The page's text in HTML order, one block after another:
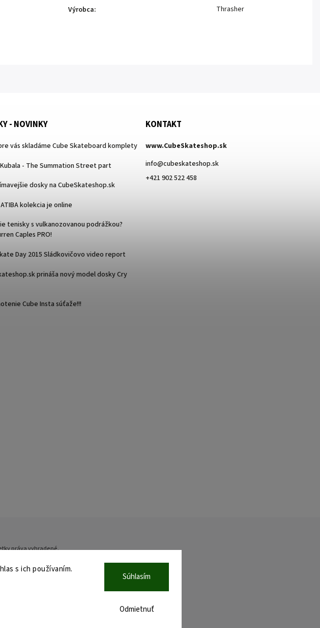
s ich používaním.
Odmietnuť
Súhlasím
Výrobca: Thrasher
- NOVINKY
vás skladáme Cube Skateboard komplety
- The Summation Street part
dosky na CubeSkateshop.sk
ATIBA kolekcia je online
tenisky s vulkanozovanou podrážkou?
Caples PRO!
Day 2015 Sládkovičovo video report
prináša nový model dosky Cry
Cube Insta súťaže!!!
KONTAKT
www.CubeSkateshop.sk
info@cubeskateshop.sk
+421 902 522 458
práva vyhradené.